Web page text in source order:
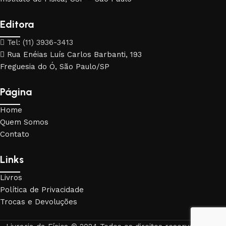
Editora
Tel: (11) 3936-3413
Rua Enéias Luís Carlos Barbanti, 193
Freguesia do Ó, São Paulo/SP
Página
Home
Quem Somos
Contato
Links
Livros
Política de Privacidade
Trocas e Devoluções